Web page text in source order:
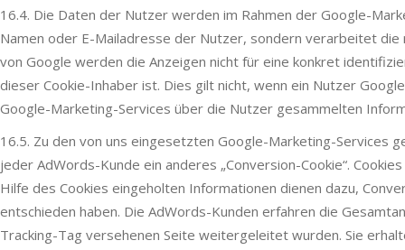
16.4. Die Daten der Nutzer werden im Rahmen der Google-
Namen oder E-Mailadresse der Nutzer, sondern verarbeitet
von Google werden die Anzeigen nicht für eine konkret
dieser Cookie-Inhaber ist. Dies gilt nicht, wenn ein Nutzer
Google-Marketing-Services über die Nutzer gesammelten
16.5. Zu den von uns eingesetzten Google-Marketing-Services
jeder AdWords-Kunde ein anderes „Conversion-Cookie“.
Hilfe des Cookies eingeholten Informationen dienen dazu,
entschieden haben. Die AdWords-Kunden erfahren die
Tracking-Tag versehenen Seite weitergeleitet wurden. Sie